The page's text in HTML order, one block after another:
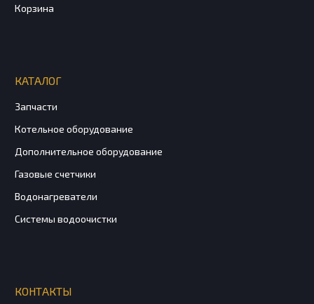
Корзина
КАТАЛОГ
Запчасти
Котельное оборудование
Дополнительное оборудование
Газовые счетчики
Водонагреватели
Системы водоочистки
КОНТАКТЫ